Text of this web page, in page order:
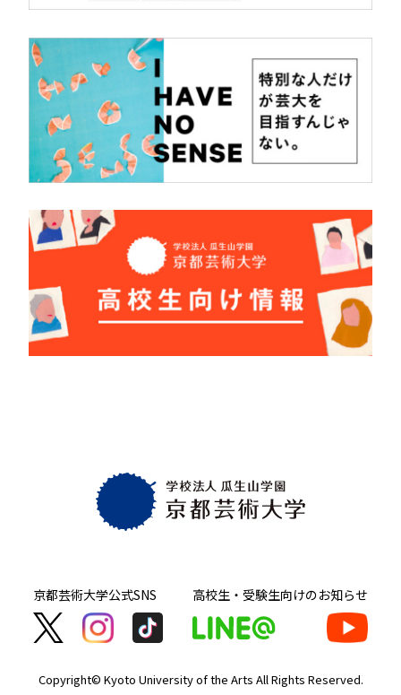
京都芸術大学公式SNS 高校生・受験生向けのお知らせ
Copyright© Kyoto University of the Arts All Rights Reserved.